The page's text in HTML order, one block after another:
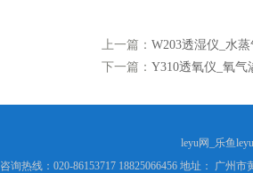
上一篇： W203透湿仪_水
下一篇： Y310透氧仪_氧气
leyu网_乐鱼
咨询热线：020-86153717 18825066456 地址： 广州